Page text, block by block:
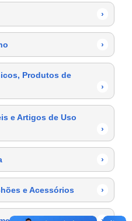
›
›
Produtos de
›
e Artigos de Uso
›
›
e Acessórios ›